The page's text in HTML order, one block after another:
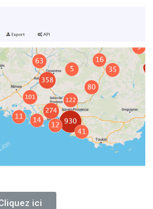
ici